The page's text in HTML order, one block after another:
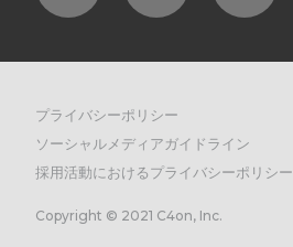
プライバシーポリシー
ソーシャルメディアガイドライン
採用活動におけるプライバシーポリシー
Copyright © 2021 C4on, Inc.